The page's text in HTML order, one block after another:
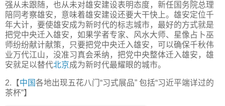
强从未跟随，也从未对雄安建设表明态度，新任国务院总理
陪同考察雄安，意味着雄安建设还要大干快上。雄安定位千
年大计，要使雄安成为新时代的标志城市，最好的方式就是
把党中央迁入雄安，如果学者专家、风水大师、星像占卜巫
师纷纷献计献策，只要把党中央迁入雄安，可以确保千秋伟
业万代江山，没准习真会釆纳，把党中央整体迁入雄安，雄
安就足以替代北京成为新时代最耀眼的城市。
2.【中国各地出现五花八门“习式展品” 包括“习近平端详过的
茶杯”】